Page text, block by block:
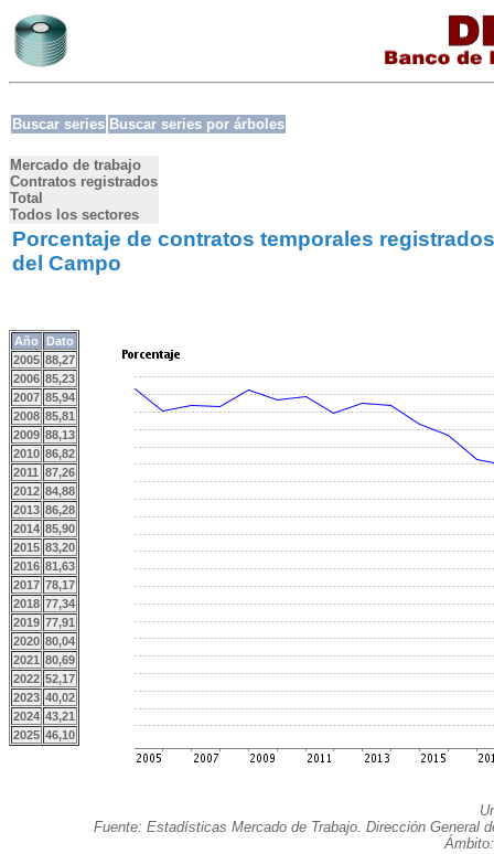
Buscar series Buscar series por árboles
Mercado de trabajo
Contratos registrados
Total
Todos los sectores
Porcentaje de contratos temporales
del Campo
Año
Dato
2005 88,27
2006 85,23
2007 85,94
2008 85,81
2009 88,13
2010 86,82
2011 87,26
2012 84,88
2013 86,28
2014 85,90
2015 83,20
2016 81,63
2017 78,17
2018 77,34
2019 77,91
2020 80,04
2021 80,69
2022 52,17
2023 40,02
2024 43,21
2025 46,10
Fuente: Estadísticas Mercado de Trabajo. Dirección General